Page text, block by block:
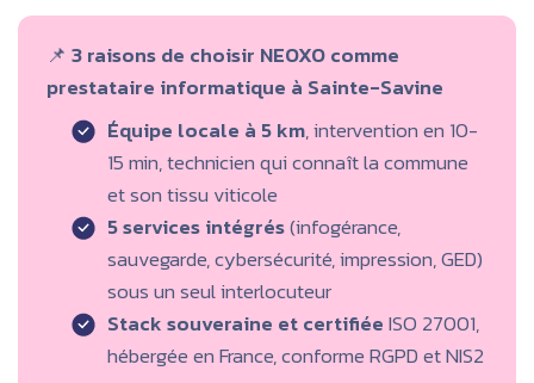
📌 3 raisons de choisir NEOXO comme
prestataire informatique à Sainte-Savine
Équipe locale à 5 km, intervention en 10-
15 min, technicien qui connaît la commune
et son tissu viticole
5 services intégrés(infogérance,
sauvegarde, cybersécurité, impression, GED)
sous un seul interlocuteur
Stack souveraine et certifiéeISO 27001,
hébergée en France, conforme RGPD et NIS2